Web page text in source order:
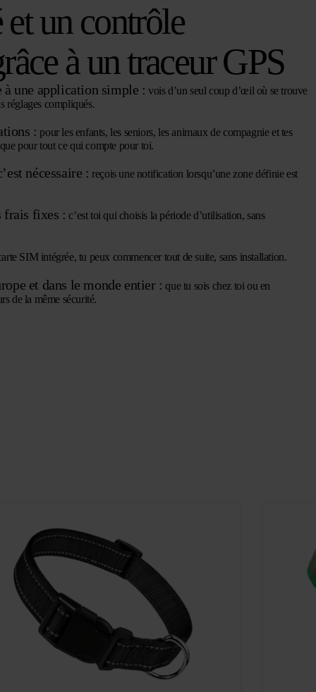
un contrôle
à un traceur GPS
à une application simple : vois d’un seul coup d’œil où se trouve
réglages compliqués.
: pour les enfants, les seniors, les animaux de compagnie et tes
pour tout ce qui compte pour toi.
nécessaire : reçois une notification lorsqu’une zone définie est
frais fixes : c’est toi qui choisis la période d’utilisation, sans
SIM intégrée, tu peux commencer tout de suite, sans installation.
et dans le monde entier : que tu sois chez toi ou en
de la même sécurité.